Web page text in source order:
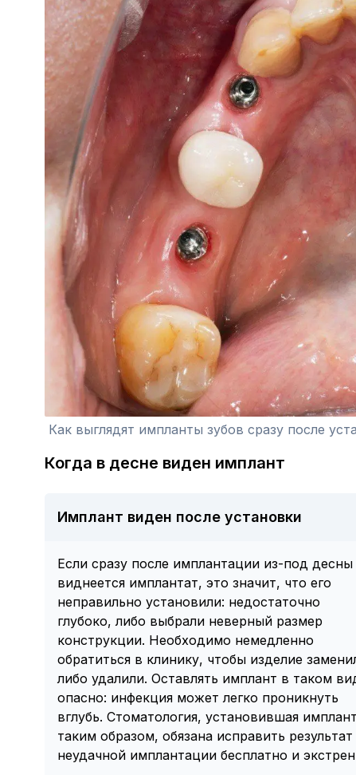
Как выглядят импланты зубов сразу после
Когда в десне виден имплант
Имплант виден после установки
Если сразу после имплантации из-под десны
виднеется имплантат, это значит, что его
неправильно установили: недостаточно
глубоко, либо выбрали неверный размер
конструкции. Необходимо немедленно
обратиться в клинику, чтобы изделие
либо удалили. Оставлять имплант в таком
опасно: инфекция может легко проникнуть
вглубь. Стоматология, установившая имплант
таким образом, обязана исправить результат
неудачной имплантации бесплатно и